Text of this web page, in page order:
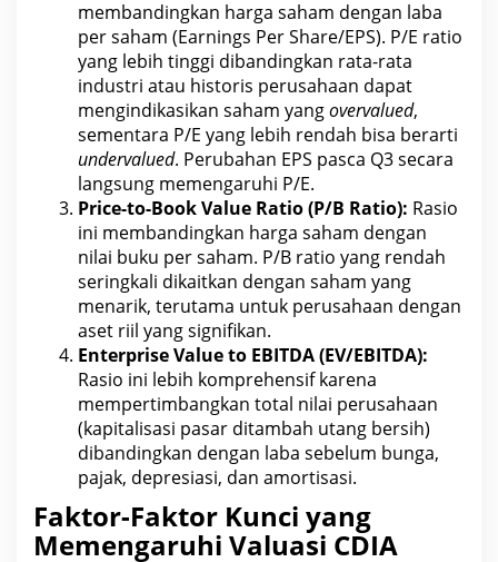
membandingkan harga saham dengan laba
per saham (Earnings Per Share/EPS). P/E ratio
yang lebih tinggi dibandingkan rata-rata
industri atau historis perusahaan dapat
mengindikasikan saham yangovervalued,
sementara P/E yang lebih rendah bisa berarti
undervalued. Perubahan EPS pasca Q3 secara
langsung memengaruhi P/E.
Price-to-Book Value Ratio (P/B Ratio): Rasio
ini membandingkan harga saham dengan
nilai buku per saham. P/B ratio yang rendah
seringkali dikaitkan dengan saham yang
menarik, terutama untuk perusahaan dengan
aset riil yang signifikan.
Enterprise Value to EBITDA (EV/EBITDA):
Rasio ini lebih komprehensif karena
mempertimbangkan total nilai perusahaan
(kapitalisasi pasar ditambah utang bersih)
dibandingkan dengan laba sebelum bunga,
pajak, depresiasi, dan amortisasi.
Faktor-Faktor Kunci yang
Memengaruhi Valuasi CDIA